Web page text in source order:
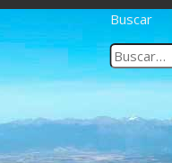
Buscar